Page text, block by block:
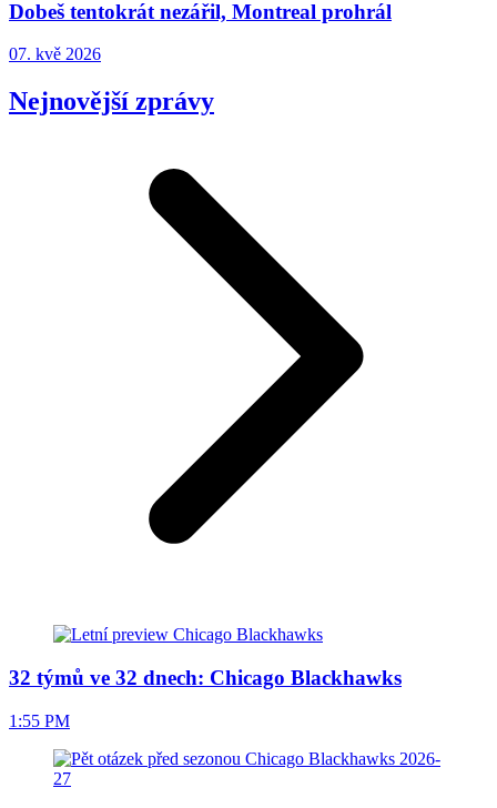
Dobeš tentokrát nezářil, Montreal prohrál
07. kvě 2026
Nejnovější zprávy
32 týmů ve 32 dnech: Chicago Blackhawks
1:55 PM